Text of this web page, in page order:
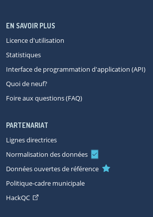
EN SAVOIR PLUS
Licence d'utilisation
Statistiques
Interface de programmation d'application (API)
Quoi de neuf?
Foire aux questions (FAQ)
PARTENARIAT
Lignes directrices
Normalisation des données
Données ouvertes de référence
Politique-cadre municipale
HackQC